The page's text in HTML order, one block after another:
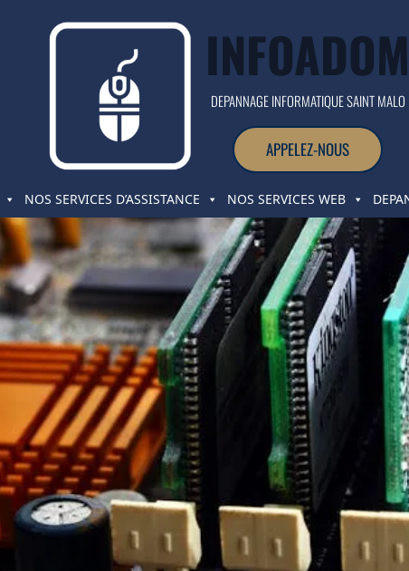
INFOADOM
DEPANNAGE INFORMATIQUE SAINT MALO
APPELEZ-NOUS
NOS SERVICES D’ASSISTANCE NOS SERVICES WEB